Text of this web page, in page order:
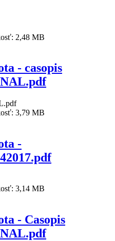
2,48 MB
- casopis
3,79 MB
-
3,14 MB
- Casopis